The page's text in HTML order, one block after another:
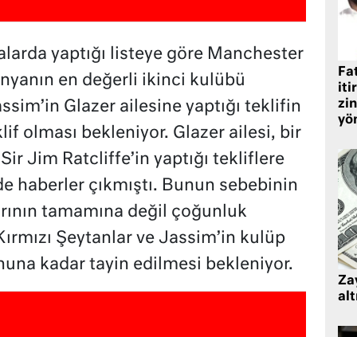
yaptığı listeye göre Manchester
en değerli ikinci kulübü
Glazer ailesine yaptığı teklifin
olması bekleniyor. Glazer ailesi, bir
Jim Ratcliffe’in yaptığı tekliflere
haberler çıkmıştı. Bunun sebebinin
tamamına değil çoğunluk
Şeytanlar ve Jassim’in kulüp
kadar tayin edilmesi bekleniyor.